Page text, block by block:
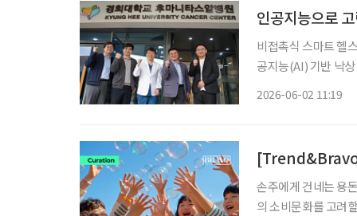
인공지능으로
비접촉식 스마트 헬
공지능(AI) 기반 낙상 예측·예방
2026-06-02 11:19
[Trend&Bravo]
손주에게 건네는 용
의 소비문화를 고려